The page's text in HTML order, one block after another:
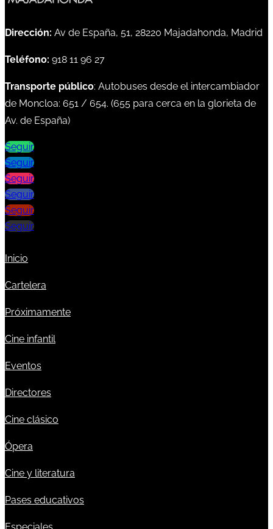
Dirección: Av de España, 51, 28220 Majadahonda, Madrid
Teléfono: 918 11 96 27
Transporte público: Autobuses desde el intercambiador
de Moncloa: 651 / 654. (655 para cerca en la glorieta de
Av. de España)
Seguir
Seguir
Seguir
Seguir
Seguir
Seguir
Inicio
Cartelera
Próximamente
Cine infantil
Eventos
Directores
Cine clásico
Ópera
Cine y literatura
Pases educativos